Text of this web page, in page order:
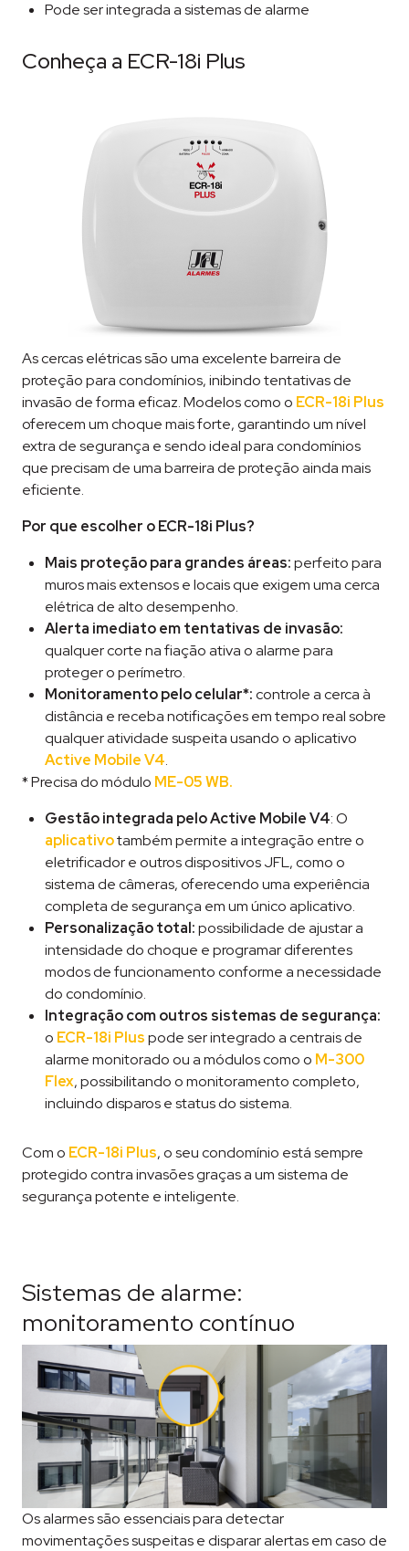
Pode ser integrada a sistemas de alarme
Conheça a ECR-18i Plus
As cercas elétricas são uma excelente barreira de
proteção para condomínios, inibindo tentativas de
invasão de forma eficaz. Modelos como o ECR-18i Plus
oferecem um choque mais forte, garantindo um nível
extra de segurança e sendo ideal para condomínios
que precisam de uma barreira de proteção ainda mais
eficiente.
Por que escolher o ECR-18i Plus?
Mais proteção para grandes áreas:perfeito para
muros mais extensos e locais que exigem uma cerca
elétrica de alto desempenho.
Alerta imediato em tentativas de invasão:
qualquer corte na fiação ativa o alarme para
proteger o perímetro.
Monitoramento pelo celular*:controle a cerca à
distância e receba notificações em tempo real sobre
qualquer atividade suspeita usando o aplicativo
Active Mobile V4.
* Precisa do módulo ME-05 WB.
Gestão integrada pelo Active Mobile V4: O
aplicativotambém permite a integração entre o
eletrificador e outros dispositivos JFL, como o
sistema de câmeras, oferecendo uma experiência
completa de segurança em um único aplicativo.
Personalização total:possibilidade de ajustar a
intensidade do choque e programar diferentes
modos de funcionamento conforme a necessidade
do condomínio.
Integração com outros sistemas de segurança:
o ECR-18i Pluspode ser integrado a centrais de
alarme monitorado ou a módulos como o M-300
Flex, possibilitando o monitoramento completo,
incluindo disparos e status do sistema.
Com o ECR-18i Plus, o seu condomínio está sempre
protegido contra invasões graças a um sistema de
segurança potente e inteligente.
Sistemas de alarme:
monitoramento contínuo
Os alarmes são essenciais para detectar
movimentações suspeitas e disparar alertas em caso de